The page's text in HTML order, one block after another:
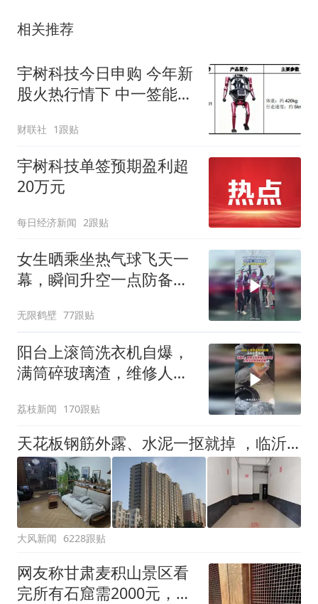
相关推荐
宇树科技今日申购 今年新
股火热行情下 中一签能盈
财联社 1跟贴
宇树科技单签预期盈利超
20万元
每日经济新闻 2跟贴
女生晒乘坐热气球飞天一
幕，瞬间升空一点防备都
无限鹤壁 77跟贴
阳台上滚筒洗衣机自爆，
满筒碎玻璃渣，维修人员
洗衣机自爆
荔枝新闻 170跟贴
天花板钢筋外露、水泥一抠就掉 ，临沂一安置楼交房半年即被鉴定存安全隐患；楼体至今未加固，仍有居民常住
大风新闻 6228跟贴
网友称甘肃麦积山景区看
完所有石窟需2000元，景